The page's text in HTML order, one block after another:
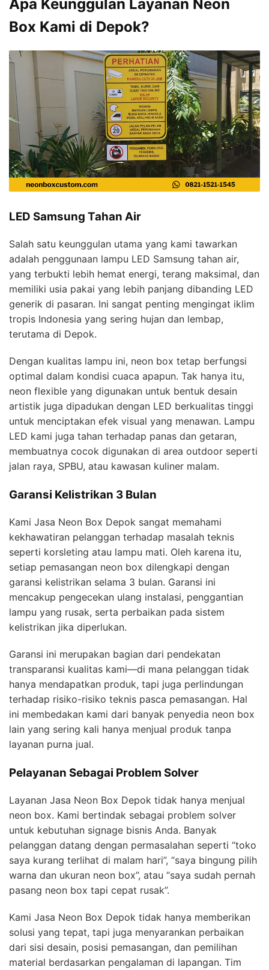
Apa Keunggulan Layanan Neon
Box Kami di Depok?
LED Samsung Tahan Air
Salah satu keunggulan utama yang kami tawarkan
adalah penggunaan lampu LED Samsung tahan air,
yang terbukti lebih hemat energi, terang maksimal, dan
memiliki usia pakai yang lebih panjang dibanding LED
generik di pasaran. Ini sangat penting mengingat iklim
tropis Indonesia yang sering hujan dan lembap,
terutama di Depok.
Dengan kualitas lampu ini, neon box tetap berfungsi
optimal dalam kondisi cuaca apapun. Tak hanya itu,
neon flexible yang digunakan untuk bentuk desain
artistik juga dipadukan dengan LED berkualitas tinggi
untuk menciptakan efek visual yang menawan. Lampu
LED kami juga tahan terhadap panas dan getaran,
membuatnya cocok digunakan di area outdoor seperti
jalan raya, SPBU, atau kawasan kuliner malam.
Garansi Kelistrikan 3 Bulan
Kami Jasa Neon Box Depok sangat memahami
kekhawatiran pelanggan terhadap masalah teknis
seperti korsleting atau lampu mati. Oleh karena itu,
setiap pemasangan neon box dilengkapi dengan
garansi kelistrikan selama 3 bulan. Garansi ini
mencakup pengecekan ulang instalasi, penggantian
lampu yang rusak, serta perbaikan pada sistem
kelistrikan jika diperlukan.
Garansi ini merupakan bagian dari pendekatan
transparansi kualitas kami—di mana pelanggan tidak
hanya mendapatkan produk, tapi juga perlindungan
terhadap risiko-risiko teknis pasca pemasangan. Hal
ini membedakan kami dari banyak penyedia neon box
lain yang sering kali hanya menjual produk tanpa
layanan purna jual.
Pelayanan Sebagai Problem Solver
Layanan Jasa Neon Box Depok tidak hanya menjual
neon box. Kami bertindak sebagai problem solver
untuk kebutuhan signage bisnis Anda. Banyak
pelanggan datang dengan permasalahan seperti “toko
saya kurang terlihat di malam hari”, “saya bingung pilih
warna dan ukuran neon box”, atau “saya sudah pernah
pasang neon box tapi cepat rusak”.
Kami Jasa Neon Box Depok tidak hanya memberikan
solusi yang tepat, tapi juga menyarankan perbaikan
dari sisi desain, posisi pemasangan, dan pemilihan
material berdasarkan pengalaman di lapangan. Tim